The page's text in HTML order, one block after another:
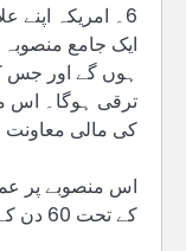
6۔ امریکہ
ایک جامع
ہوں گے اور جس
کی مالی
اس منصوبے پر
کے تحت 60 دن کے اندر تیار کیا جائے گا۔